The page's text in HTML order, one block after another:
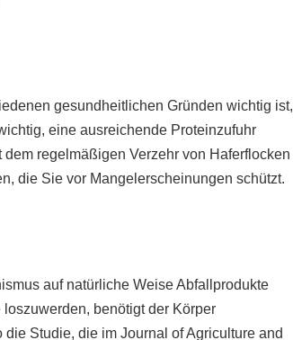
gesundheitlichen Gründen wichtig ist,
eine ausreichende Proteinzufuhr
regelmäßigen Verzehr von Haferflocken
die Sie vor Mangelerscheinungen schützt.
auf natürliche Weise Abfallprodukte
benötigt der Körper
Studie, die im Journal of Agriculture and